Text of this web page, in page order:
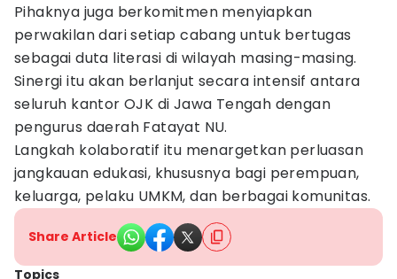
Pihaknya juga berkomitmen menyiapkan
perwakilan dari setiap cabang untuk bertugas
sebagai duta literasi di wilayah masing-masing.
Sinergi itu akan berlanjut secara intensif antara
seluruh kantor OJK di Jawa Tengah dengan
pengurus daerah Fatayat NU.
Langkah kolaboratif itu menargetkan perluasan
jangkauan edukasi, khususnya bagi perempuan,
keluarga, pelaku UMKM, dan berbagai komunitas.
Share Article
Topics